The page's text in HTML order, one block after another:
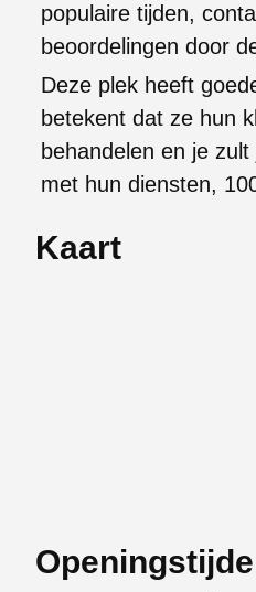
populaire tijden,
beoordelingen door
Deze plek heeft
betekent dat ze hun
behandelen en je
met hun diensten,
Kaart